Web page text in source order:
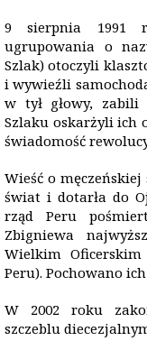
9 sierpnia 1991
ugrupowania o
Szlak) otoczyli
i wywieźli
w tył głowy, zabili
Szlaku oskarżyli ich
świadomość
Wieść o
świat i dotarła do
rząd Peru
Zbigniewa
Wielkim Oficerskim
Peru). Pochowano
W 2002 roku
szczeblu